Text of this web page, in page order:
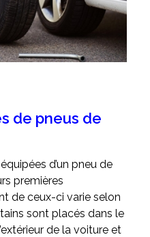
de pneus de
d’un pneu de
premières
de ceux-ci varie selon
sont placés dans le
de la voiture et